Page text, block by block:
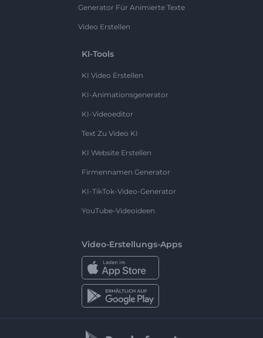
Generator Für Animierte Texte
Video Erstellen
KI-Tools
KI Video Erstellen
KI-Animationsgenerator
KI-Videoeditor
Text Zu Video KI
KI Website Erstellen
Firmennamen Generator
KI-TikTok-Video-Generator
YouTube-Videoideen
Video-Erstellungs-Apps